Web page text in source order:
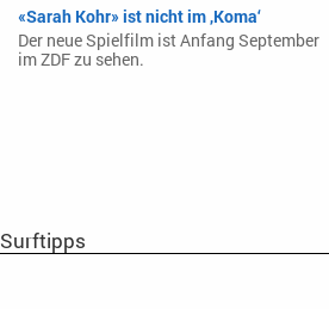
«Elementary» säuft beim
Gesamtpublikum nicht ab
«Sarah Kohr» ist nicht im ‚Koma‘
Der neue Spielfilm ist Anfang September
im ZDF zu sehen.
Surftipps